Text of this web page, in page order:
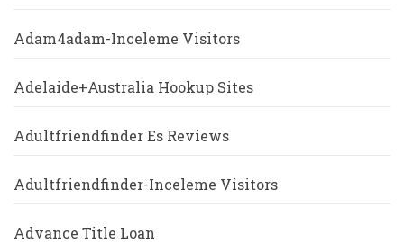
Adam4adam-Inceleme Visitors
Adelaide+Australia Hookup Sites
Adultfriendfinder Es Reviews
Adultfriendfinder-Inceleme Visitors
Advance Title Loan